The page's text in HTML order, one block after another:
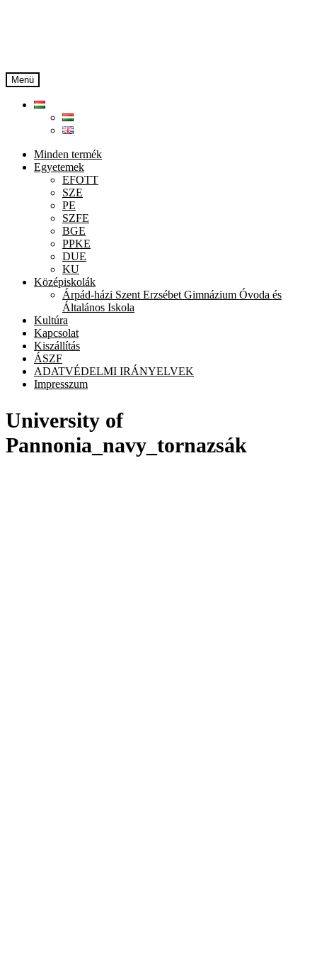
Menü
Minden termék
Egyetemek
EFOTT
SZE
PE
SZFE
BGE
PPKE
DUE
KU
Középiskolák
Árpád-házi Szent Erzsébet Gimnázium Óvoda és
Általános Iskola
Kultúra
Kapcsolat
Kiszállítás
ÁSZF
ADATVÉDELMI IRÁNYELVEK
Impresszum
University of
Pannonia_navy_tornazsák